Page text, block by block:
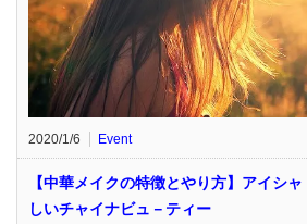
2020/1/6 Event
【中華メイクの特徴とやり方】アイシ
しいチャイナビュ－ティー